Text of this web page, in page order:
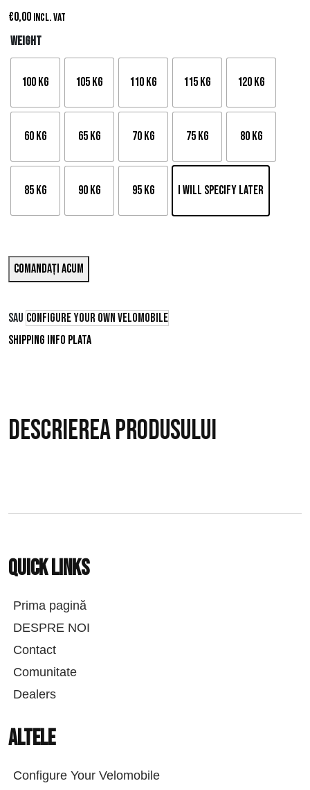
€0,00 Incl. VAT
Weight
100 kg 105 kg 110 kg 115 kg 120 kg
60 kg 65 kg 70 kg 75 kg 80 kg
85 kg 90 kg 95 kg I will specify later
Comandați acum
SAU Configure your own velomobile
Shipping info Plata
Descrierea produsului
Quick links
Prima pagină
DESPRE NOI
Contact
Comunitate
Dealers
Altele
Configure Your Velomobile